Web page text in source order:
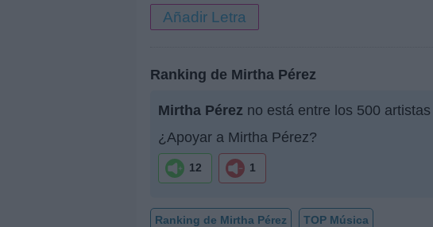
Añadir Letra
Ranking de Mirtha Pérez
Mirtha Pérez no está entre los 500
¿Apoyar a Mirtha Pérez?
12 1
Ranking de Mirtha Pérez TOP Música